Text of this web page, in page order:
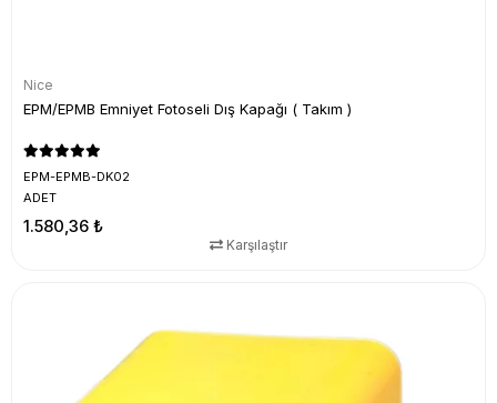
Nice
EPM/EPMB Emniyet Fotoseli Dış Kapağı ( Takım )
EPM-EPMB-DK02
ADET
1.580,36 ₺
Karşılaştır